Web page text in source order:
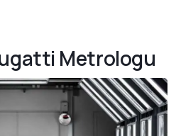
Metrologu